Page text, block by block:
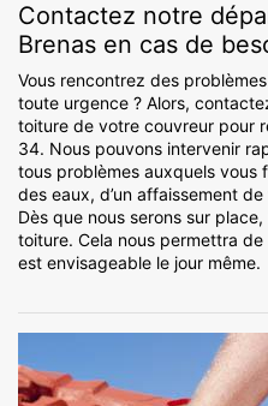
Contactez notre
Brenas en cas de
Vous rencontrez des
toute urgence ? Alors,
toiture de votre couvreur pour
34. Nous pouvons intervenir
tous problèmes auxquels vous
des eaux, d’un affaissement
Dès que nous serons sur
toiture. Cela nous permettra
est envisageable le jour même.